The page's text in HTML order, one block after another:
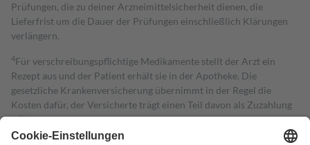
Prüfungen, die zu deiner Arzneimittelsicherheit dienen, die
Lieferfrist um die Dauer der Prüfungen einschließlich Klärungen
verlängern.
4Für verschreibungspflichtige Medikamente stellt der Arzt ein
Rezept aus und der Patient erhält sie in der Apotheke. Die
gesetzliche Krankenversicherung übernimmt in der Regel die
Kosten dafür, der Versicherte trägt einen Teil davon als Zuzahlung
mit.
Grundsätzlich leisten Mitglieder Zuzahlungen in Höhe von zehn